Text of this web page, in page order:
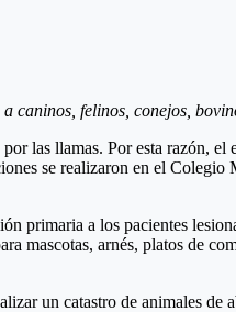
caninos, felinos, conejos,
las llamas. Por esta razón, el
se realizaron en el
primaria a los pacientes
mascotas, arnés, platos de
un catastro de animales de